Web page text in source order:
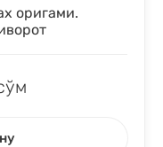
оригами.